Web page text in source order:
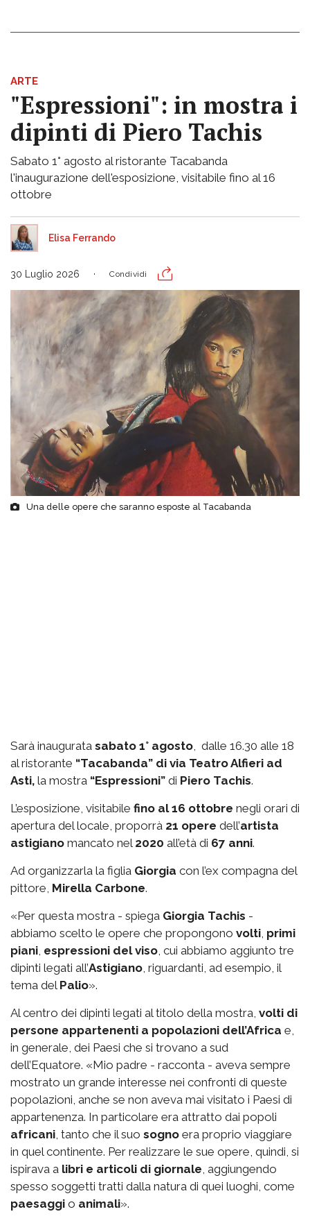
ARTE
"Espressioni": in mostra i
dipinti di Piero Tachis
Sabato 1° agosto al ristorante Tacabanda
l'inaugurazione dell'esposizione, visitabile fino al 16
ottobre
Elisa Ferrando
30 Luglio 2026 Condividi
Una delle opere che saranno esposte al Tacabanda
Sarà inaugurata sabato 1° agosto , dalle 16.30 alle 18
al ristorante “Tacabanda” di via Teatro Alfieri ad
Asti, la mostra “Espressioni” di Piero Tachis.
L’esposizione, visitabile fino al 16 ottobre negli orari di
apertura del locale, proporrà 21 opere dell’artista
astigiano mancato nel 2020 all’età di 67 anni.
Ad organizzarla la figlia Giorgia con l’ex compagna del
pittore, Mirella Carbone.
«Per questa mostra - spiega Giorgia Tachis -
abbiamo scelto le opere che propongono volti primi
piani espressioni del viso , cui abbiamo aggiunto tre
dipinti legati all’Astigiano , riguardanti, ad esempio, il
tema del Palio».
Al centro dei dipinti legati al titolo della mostra, volti di
persone appartenenti a popolazioni dell’Africa e,
in generale, dei Paesi che si trovano a sud
dell’Equatore. «Mio padre - racconta - aveva sempre
mostrato un grande interesse nei confronti di queste
popolazioni, anche se non aveva mai visitato i Paesi di
appartenenza. In particolare era attratto dai popoli
africani , tanto che il suo sogno era proprio viaggiare
in quel continente. Per realizzare le sue opere, quindi, si
ispirava a libri e articoli di giornale , aggiungendo
spesso soggetti tratti dalla natura di quei luoghi, come
paesaggi o animali».